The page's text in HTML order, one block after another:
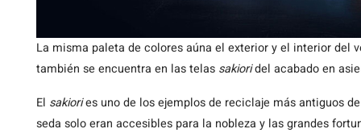
La misma paleta de colores aúna el exterior y el interior del
también se encuentra en las telas sakioridel acabado en
El sakiories uno de los ejemplos de reciclaje más antiguos
seda solo eran accesibles para la nobleza y las grandes